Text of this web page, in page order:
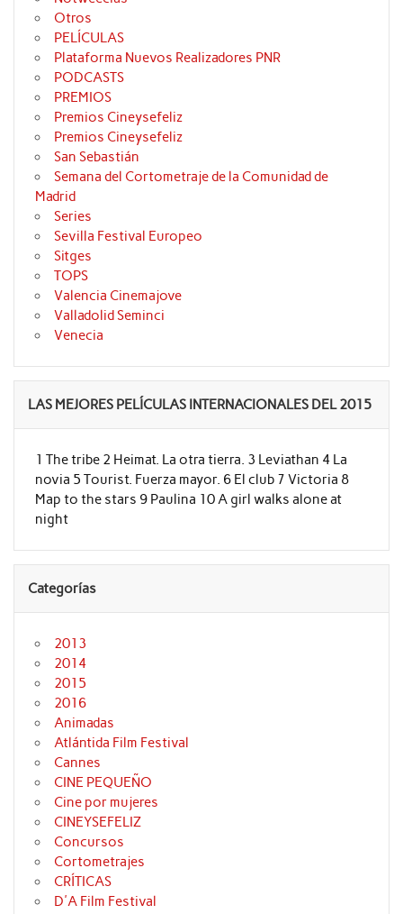
Otros
PELÍCULAS
Plataforma Nuevos Realizadores PNR
PODCASTS
PREMIOS
Premios Cineysefeliz
Premios Cineysefeliz
San Sebastián
Semana del Cortometraje de la Comunidad de
Madrid
Series
Sevilla Festival Europeo
Sitges
TOPS
Valencia Cinemajove
Valladolid Seminci
Venecia
LAS MEJORES PELÍCULAS INTERNACIONALES DEL 2015
1 The tribe 2 Heimat. La otra tierra. 3 Leviathan 4 La
novia 5 Tourist. Fuerza mayor. 6 El club 7 Victoria 8
Map to the stars 9 Paulina 10 A girl walks alone at
night
Categorías
2013
2014
2015
2016
Animadas
Atlántida Film Festival
Cannes
CINE PEQUEÑO
Cine por mujeres
CINEYSEFELIZ
Concursos
Cortometrajes
CRÍTICAS
D'A Film Festival